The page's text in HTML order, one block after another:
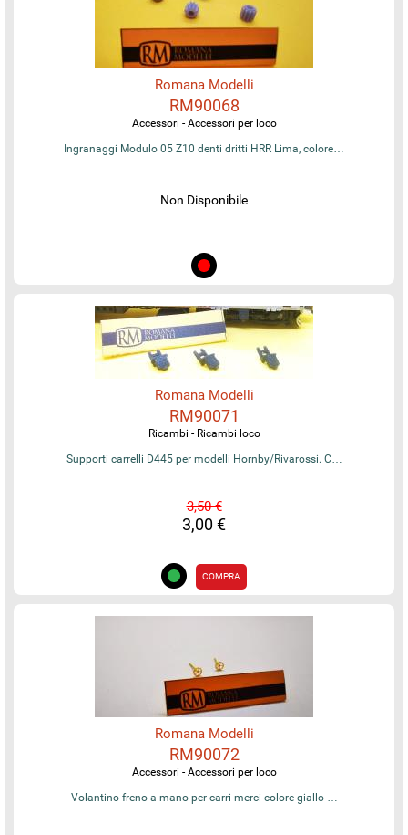
Romana Modelli
RM90068
Accessori - Accessori per loco
Ingranaggi Modulo 05 Z10 denti dritti HRR Lima, colore…
Non Disponibile
Romana Modelli
RM90071
Ricambi - Ricambi loco
Supporti carrelli D445 per modelli Hornby/Rivarossi. C…
3,50 €
3,00 €
COMPRA
Romana Modelli
RM90072
Accessori - Accessori per loco
Volantino freno a mano per carri merci colore giallo …